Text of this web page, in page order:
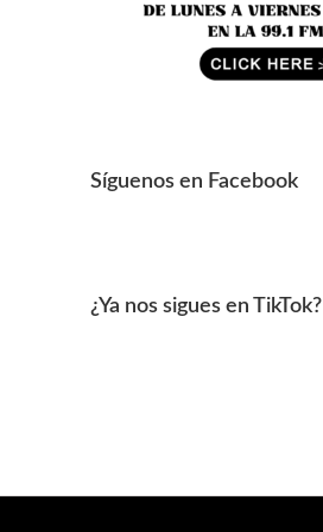
Síguenos en Facebook
¿Ya nos sigues en TikTok?